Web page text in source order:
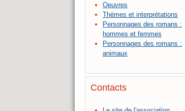
Oeuvres
Thèmes et interprétations
Personnages des romans :
hommes et femmes
Personnages des romans :
animaux
Contacts